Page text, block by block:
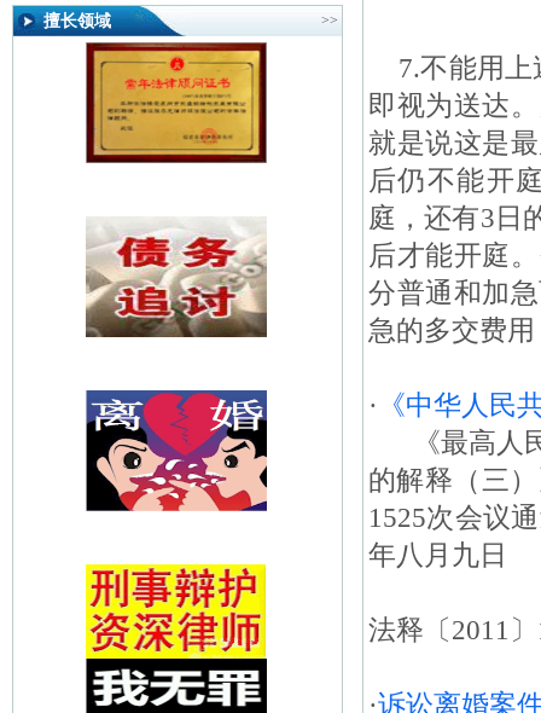
擅长领域 >>
7.不能用上
即视为送达
就是说这是
后仍不能开
庭，还有3日
后才能开庭
分普通和加
急的多交费
· 《中华人民
《最高人民
的解释（三
1525次会议
年八月九日
法释〔2011
·诉讼离婚案